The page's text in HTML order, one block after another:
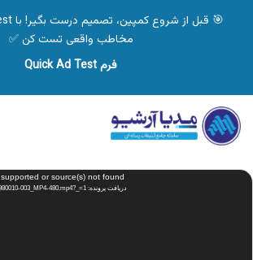
مخاطب واقعی تست کن ✅
فرم Quick Ad Test
نمایشگر
ویدیو or source(s) not found
دریافت پرونده: https://cdn.mediaarshiv.ir/files/Ra-ti980010-003_MP4-480.mp4?_=1